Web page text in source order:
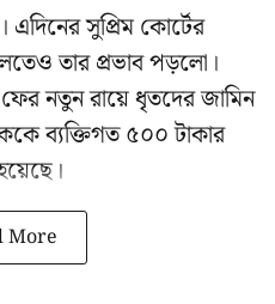
সুপ্রিম কোর্টের
তার প্রভাব পড়লো।
নতুন রায়ে ধৃতদের জামিন
ব্যক্তিগত ৫০০ টাকার
More